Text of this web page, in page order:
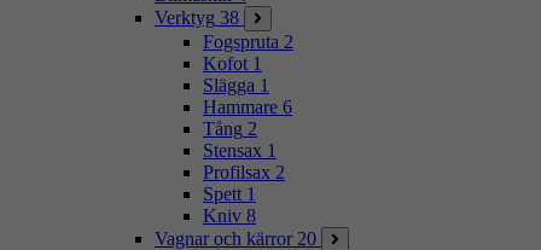
Verktyg 38
Fogspruta 2
Kofot 1
Slägga 1
Hammare 6
Tång 2
Stensax 1
Profilsax 2
Spett 1
Kniv 8
Vagnar och kärror 20